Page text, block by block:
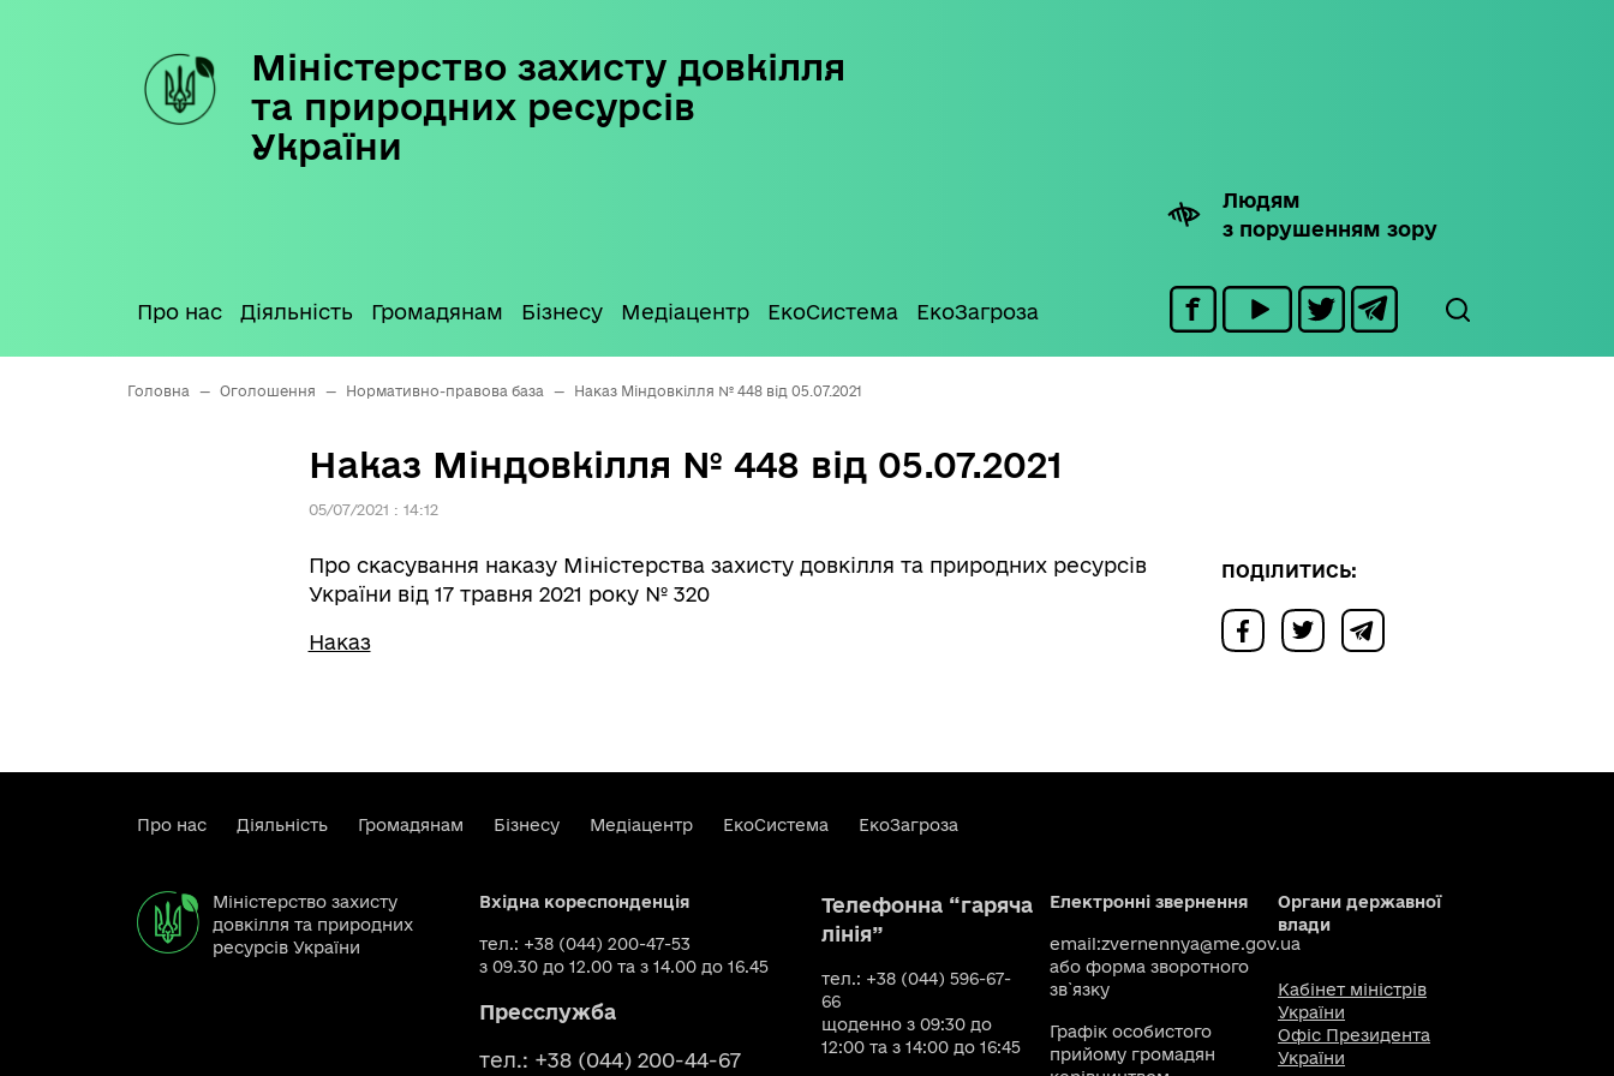
Міністерство захисту довкілля
та природних ресурсів
України
Людям
з порушенням зору
Про нас Діяльність Громадянам Бізнесу Медіацентр ЕкоСистема ЕкоЗагроза
Головна — Оголошення — Нормативно-правова база — Наказ Міндовкілля № 448 від 05.07.2021
Наказ Міндовкілля № 448 від 05.07.2021
05/07/2021 : 14:12
Про скасування наказу Міністерства захисту довкілля та природних ресурсів
України від 17 травня 2021 року № 320
Наказ
ПОДІЛИТИСЬ:
Про нас Діяльність Громадянам Бізнесу Медіацентр ЕкоСистема ЕкоЗагроза
Міністерство захисту
довкілля та природних
ресурсів України
Вхідна кореспонденція
тел.: +38 (044) 200-47-53
з 09.30 до 12.00 та з 14.00 до 16.45
Пресслужба
тел.: +38 (044) 200-44-67
Телефонна “гаряча
лінія”
тел.: +38 (044) 596-67-
66
щоденно з 09:30 до
12:00 та з 14:00 до 16:45
Електронні звернення
email:zvernennya@me.gov.ua
або форма зворотного
зв`язку
Графік особистого
прийому громадян
Органи державної
влади
Кабінет міністрів
України
Офіс Президента
України